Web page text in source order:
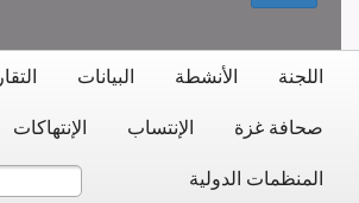
اللجنة الأنشطة البيانات
صحافة غزة الإنتساب الإنتهاكات
المنظمات الدولية